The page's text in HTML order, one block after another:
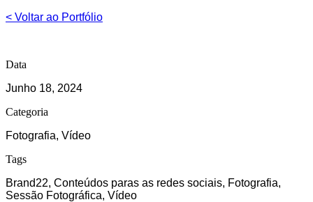
< Voltar ao Portfólio
Data
Junho 18, 2024
Categoria
Fotografia, Vídeo
Tags
Brand22, Conteúdos paras as redes sociais, Fotografia,
Sessão Fotográfica, Vídeo